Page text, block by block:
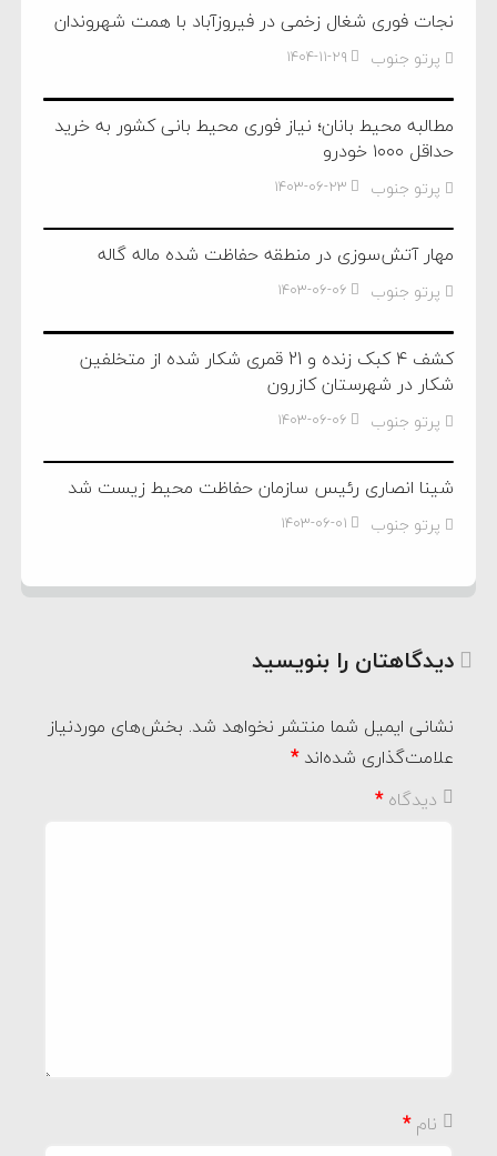
نجات فوری شغال زخمی در فیروزآباد با همت شهروندان
پرتو جنوب ۱۴۰۴-۱۱-۲۹
مطالبه محیط بانان؛ نیاز فوری محیط بانی کشور به خرید
حداقل ۱۰۰۰ خودرو
پرتو جنوب ۱۴۰۳-۰۶-۲۳
مهار آتش‌سوزی در منطقه حفاظت شده ماله گاله
پرتو جنوب ۱۴۰۳-۰۶-۰۶
کشف ۴ کبک زنده و 21 قمری شکار شده از متخلفین
شکار در شهرستان کازرون
پرتو جنوب ۱۴۰۳-۰۶-۰۶
شینا انصاری رئیس سازمان حفاظت محیط زیست شد
پرتو جنوب ۱۴۰۳-۰۶-۰۱
دیدگاهتان را بنویسید
نشانی ایمیل شما منتشر نخواهد شد. بخش‌های موردنیاز
علامت‌گذاری شده‌اند*
دیدگاه*
نام*